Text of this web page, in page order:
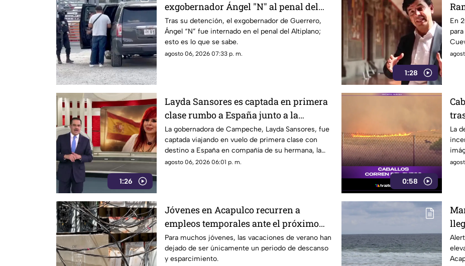
exgobernador Ángel "N" al penal del
Altiplano
Tras su detención, el exgobernador de Guerrero,
Ángel “N” fue internado en el penal del Altiplano;
esto es lo que se sabe.
agosto 06, 2026 07:33 p. m.
1:28
En
1:26
Layda Sansores es captada en primera
clase rumbo a España junto a la
directora del DIF
La gobernadora de Campeche, Layda Sansores, fue
captada viajando en vuelo de primera clase con
destino a España en compañía de su hermana, la
actual directora del DIF estatal.
agosto 06, 2026 06:01 p. m.
0:58
La
Jóvenes en Acapulco recurren a
empleos temporales ante el próximo
ciclo escolar
Para muchos jóvenes, las vacaciones de verano han
dejado de ser únicamente un periodo de descanso
y esparcimiento.